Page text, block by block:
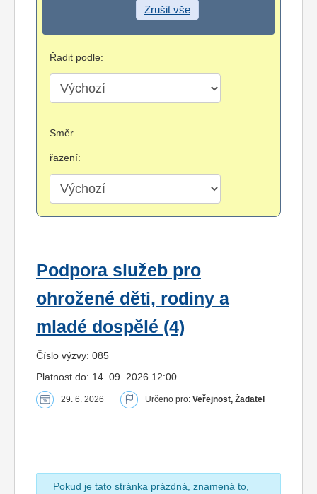
Zrušit vše
Řadit podle:
Směr
řazení:
Podpora služeb pro
ohrožené děti, rodiny a
mladé dospělé (4)
Číslo výzvy: 085
Platnost do: 14. 09. 2026 12:00
29. 6. 2026 Určeno pro: Veřejnost, Žadatel
Pokud je tato stránka prázdná, znamená to,